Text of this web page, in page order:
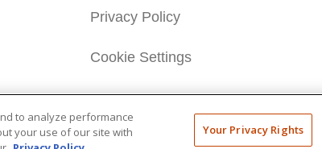
Privacy Policy
Cookie Settings
© 2026 Breitbart News Foundation
to analyze performance
your use of our site with
Your Privacy Rights